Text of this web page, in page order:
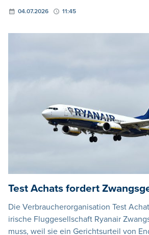
04.07.2026 11:45
Test Achats fordert
Die Verbraucherorganisation Test
irische Fluggesellschaft Ryanair
muss, weil sie ein Gerichtsurteil von